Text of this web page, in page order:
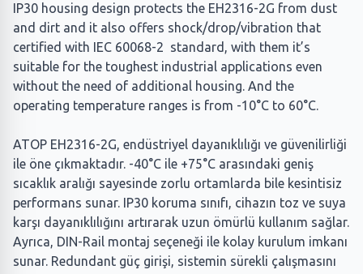
IP30 housing design protects the EH2316-2G from dust
and dirt and it also offers shock/drop/vibration that
certified with IEC 60068-2 standard, with them it’s
suitable for the toughest industrial applications even
without the need of additional housing. And the
operating temperature ranges is from -10°C to 60°C.
ATOP EH2316-2G, endüstriyel dayanıklılığı ve güvenilirliği
ile öne çıkmaktadır. -40°C ile +75°C arasındaki geniş
sıcaklık aralığı sayesinde zorlu ortamlarda bile kesintisiz
performans sunar. IP30 koruma sınıfı, cihazın toz ve suya
karşı dayanıklılığını artırarak uzun ömürlü kullanım sağlar.
Ayrıca, DIN-Rail montaj seçeneği ile kolay kurulum imkanı
sunar. Redundant güç girişi, sistemin sürekli çalışmasını